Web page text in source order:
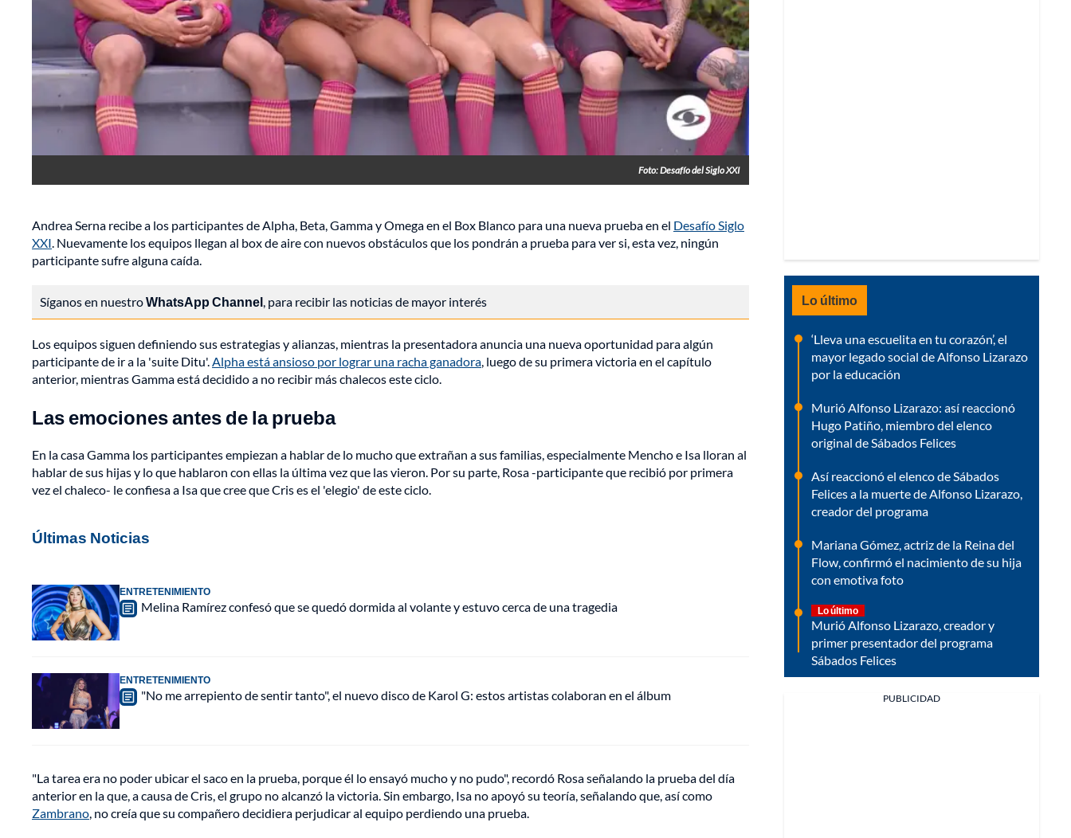
Foto: Desafío del Siglo XXI
Andrea Serna recibe a los participantes de Alpha, Beta, Gamma y Omega en el Box Blanco para una nueva prueba en el Desafío Siglo
XXI. Nuevamente los equipos llegan al box de aire con nuevos obstáculos que los pondrán a prueba para ver si, esta vez, ningún
participante sufre alguna caída.
Síganos en nuestroWhatsApp Channel, para recibir las noticias de mayor interés
Los equipos siguen definiendo sus estrategias y alianzas, mientras la presentadora anuncia una nueva oportunidad para algún
participante de ir a la 'suite Ditu'.Alpha está ansioso por lograr una racha ganadora, luego de su primera victoria en el capítulo
anterior, mientras Gamma está decidido a no recibir más chalecos este ciclo.
Las emociones antes de la prueba
En la casa Gamma los participantes empiezan a hablar de lo mucho que extrañan a sus familias, especialmente Mencho e Isa lloran al
hablar de sus hijas y lo que hablaron con ellas la última vez que las vieron. Por su parte, Rosa -participante que recibió por primera
vez el chaleco- le confiesa a Isa que cree que Cris es el 'elegio' de este ciclo.
Últimas Noticias
ENTRETENIMIENTO
Melina Ramírez confesó que se quedó dormida al volante y estuvo cerca de una tragedia
ENTRETENIMIENTO
"No me arrepiento de sentir tanto", el nuevo disco de Karol G: estos artistas colaboran en el álbum
"La tarea era no poder ubicar el saco en la prueba, porque él lo ensayó mucho y no pudo", recordó Rosa señalando la prueba del día
anterior en la que, a causa de Cris, el grupo no alcanzó la victoria. Sin embargo, Isa no apoyó su teoría, señalando que, así como
Zambrano, no creía que su compañero decidiera perjudicar al equipo perdiendo una prueba.
Lo último
‘Lleva una escuelita en tu corazón’, el
mayor legado social de Alfonso Lizarazo
por la educación
Murió Alfonso Lizarazo: así reaccionó
Hugo Patiño, miembro del elenco
original de Sábados Felices
Así reaccionó el elenco de Sábados
Felices a la muerte de Alfonso Lizarazo,
creador del programa
Mariana Gómez, actriz de la Reina del
Flow, confirmó el nacimiento de su hija
con emotiva foto
Lo último
Murió Alfonso Lizarazo, creador y
primer presentador del programa
Sábados Felices
PUBLICIDAD